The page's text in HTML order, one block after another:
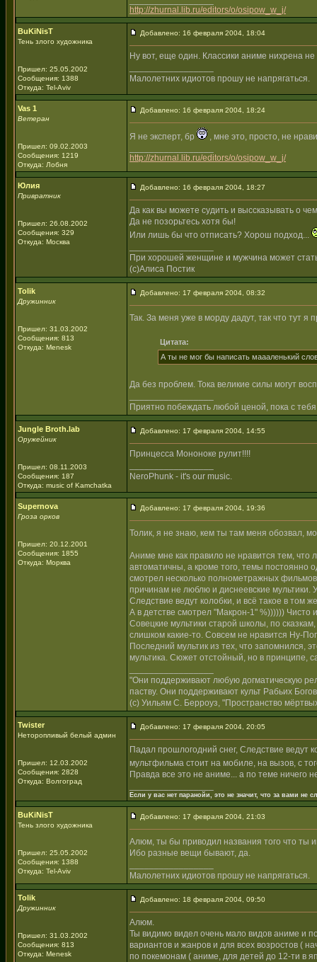
http://zhurnal.lib.ru/editors/o/osipow_w_j/
BuKiNisT
Тень злого художника
Пришел: 25.05.2002
Сообщения: 1388
Откуда: Tel-Aviv
Добавлено: 16 февраля 2004, 18:04
Ну вот, еще один. Классики аниме нихрена
Малолетних идиотов прошу не напрягаться.
Vas 1
Ветеран
Пришел: 09.02.2003
Сообщения: 1219
Откуда: Лобня
Добавлено: 16 февраля 2004, 18:24
Я не эксперт, бр
, мне это, просто, не
http://zhurnal.lib.ru/editors/o/osipow_w_j/
Юлия
Привратник
Пришел: 26.08.2002
Сообщения: 329
Откуда: Москва
Добавлено: 16 февраля 2004, 18:27
Да как вы можете судить и выссказывать о
Да не позорьтесь хотя бы!
Или лишь бы что отписать? Хорош подход...
При хорошей женщине и мужчина может
(с)Алиса Постик
Tolik
Дружинник
Пришел: 31.03.2002
Сообщения: 813
Откуда: Menesk
Добавлено: 17 февраля 2004, 08:32
Так. За меня уже в морду дадут, так что тут я
Цитата:
А ты не мог бы написать маааленький
Да без проблем. Тока великие силы могут
Приятно побеждать любой ценой, пока с
Jungle Broth.lab
Оружейник
Пришел: 08.11.2003
Сообщения: 187
Откуда: music of Kamchatka
Добавлено: 17 февраля 2004, 14:55
Принцесса Мононоке рулит!!!!
NeroPhunk - it's our music.
Supernova
Гроза орков
Пришел: 20.12.2001
Сообщения: 1855
Откуда: Морква
Добавлено: 17 февраля 2004, 19:36
Толик, я не знаю, кем ты там меня обозвал,
Аниме мне как правило не нравится тем, что
автоматичны, а кроме того, темы постоянно
смотрел несколько полнометражных
причинам не люблю и диснеевские
Следствие ведут колобки, и всё такое в
А в детстве смотрел "Макрон-1" %)))))) Чисто
Совецкие мультики старой школы, по
слишком какие-то. Совсем не нравится Ну-
Последний мультик из тех, что запомнился,
мультика. Сюжет отстойный, но в принципе,
"Они поддерживают любую догматическую
паству. Они поддерживают культ Рабьих
(с) Уильям С. Берроуз, "Пространство
Twister
Неторопливый белый админ
Пришел: 12.03.2002
Сообщения: 2828
Откуда: Волгоград
Добавлено: 17 февраля 2004, 20:05
Падал прошлогодний снег, Следствие ведут
мультфильма стоит на мобиле, на вызов, с
Правда все это не аниме... а по теме ничего
Если у вас нет паранойи, это не значит, что за вами не
BuKiNisT
Тень злого художника
Пришел: 25.05.2002
Сообщения: 1388
Откуда: Tel-Aviv
Добавлено: 17 февраля 2004, 21:03
Алюм, ты бы приводил названия того что ты
Ибо разные вещи бывают, да.
Малолетних идиотов прошу не напрягаться.
Tolik
Дружинник
Пришел: 31.03.2002
Сообщения: 813
Откуда: Menesk
Добавлено: 18 февраля 2004, 09:50
Алюм.
Ты видимо видел очень мало видов аниме и
вариантов и жанров и для всех возростов (
по покемонам ( аниме, для детей до 12-ти в